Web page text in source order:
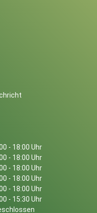
- 18:00 Uhr
- 18:00 Uhr
- 18:00 Uhr
- 18:00 Uhr
- 18:00 Uhr
- 15:30 Uhr